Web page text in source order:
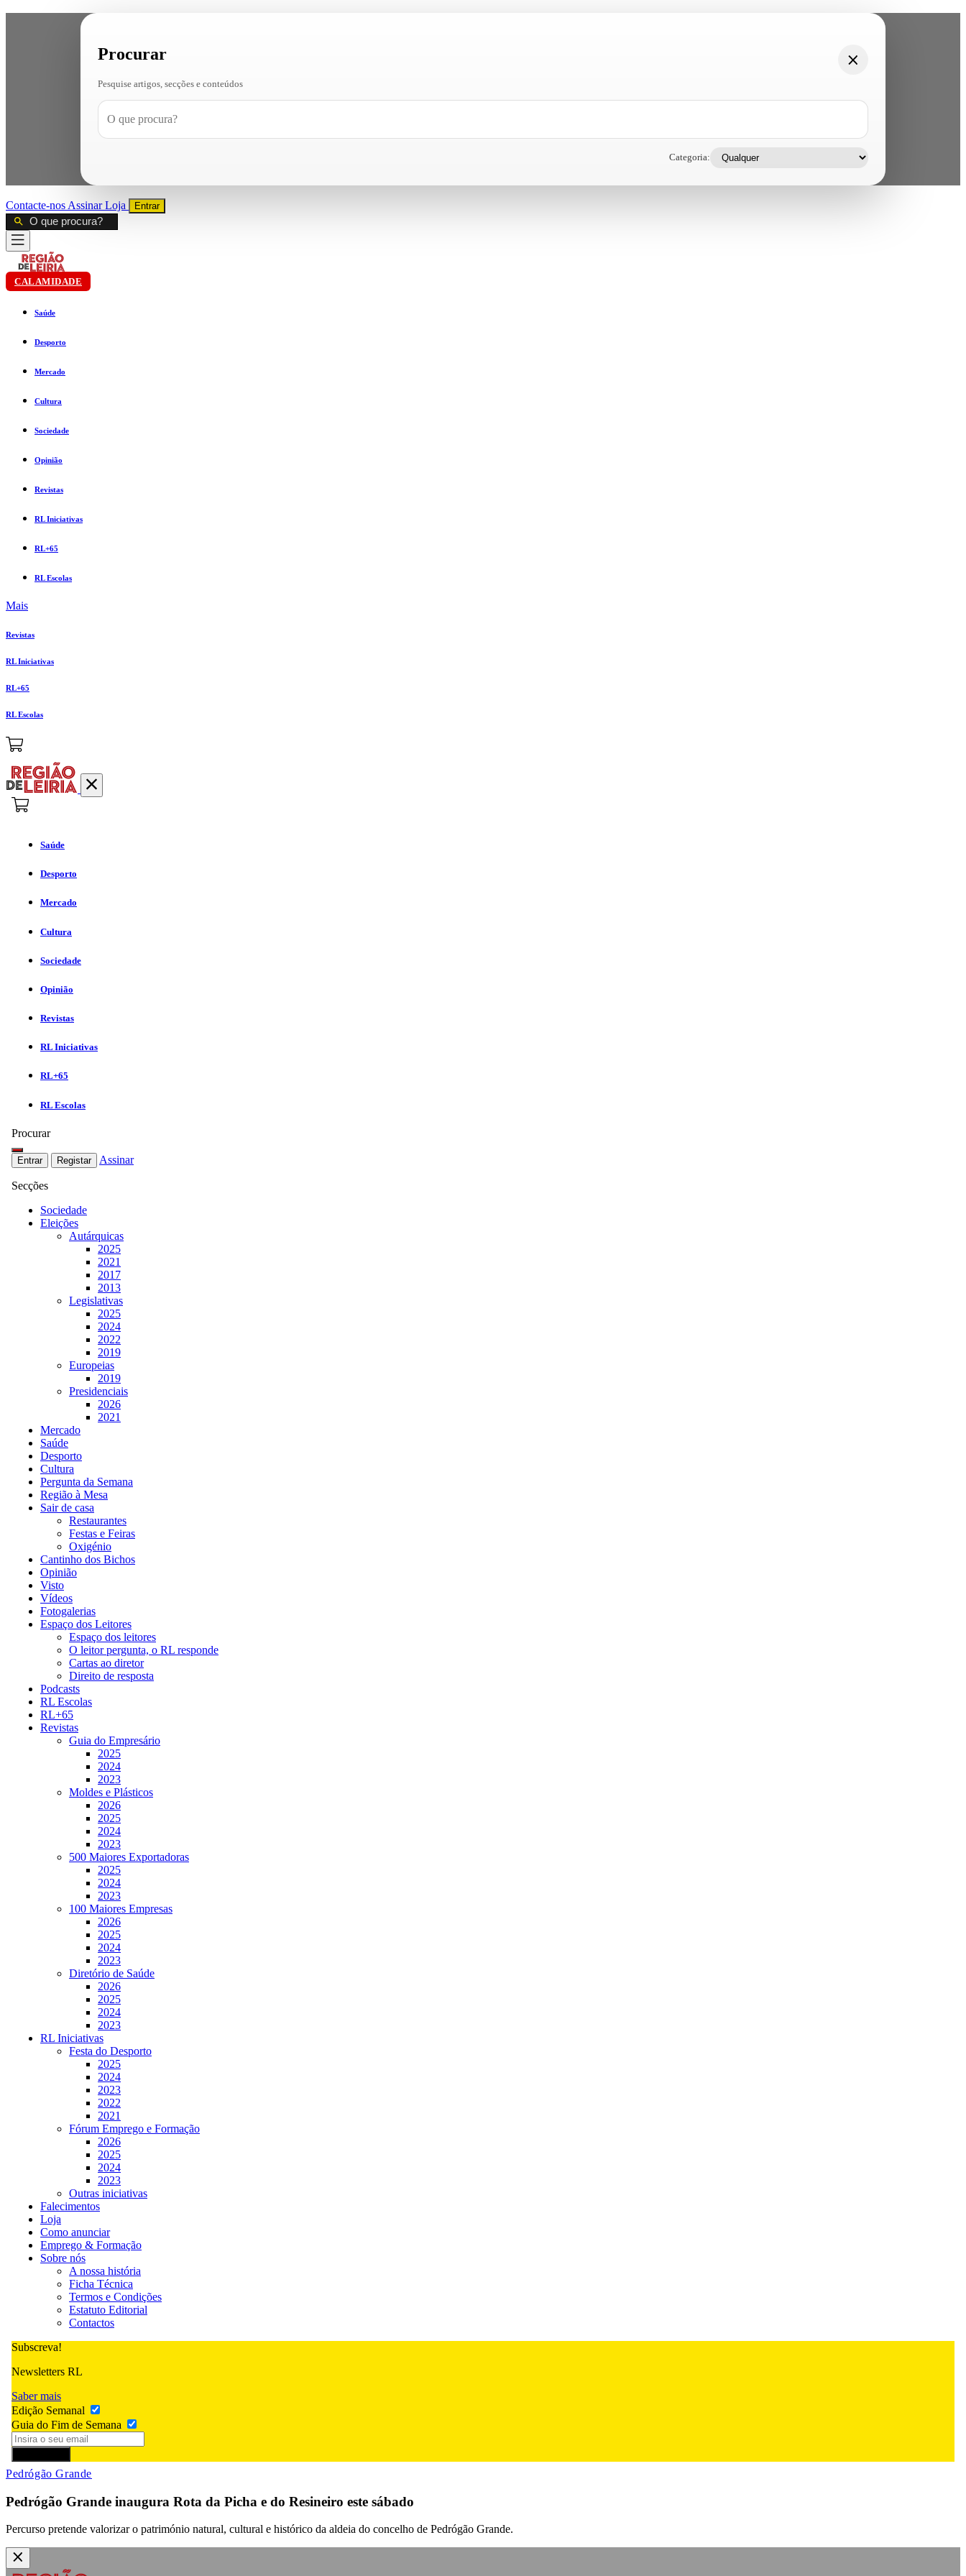
Procurar
Pesquise artigos, secções e conteúdos
Categoria:
Contacte-nos AssinarLoja Entrar
CALAMIDADE
Saúde
Desporto
Mercado
Cultura
Sociedade
Opinião
Revistas
RL Iniciativas
RL+65
RL Escolas
Mais
Revistas
RL Iniciativas
RL+65
RL Escolas
Saúde
Desporto
Mercado
Cultura
Sociedade
Opinião
Revistas
RL Iniciativas
RL+65
RL Escolas
Procurar
Entrar Registar Assinar
Secções
Sociedade
Eleições
Autárquicas
2025
2021
2017
2013
Legislativas
2025
2024
2022
2019
Europeias
2019
Presidenciais
2026
2021
Mercado
Saúde
Desporto
Cultura
Pergunta da Semana
Região à Mesa
Sair de casa
Restaurantes
Festas e Feiras
Oxigénio
Cantinho dos Bichos
Opinião
Visto
Vídeos
Fotogalerias
Espaço dos Leitores
Espaço dos leitores
O leitor pergunta, o RL responde
Cartas ao diretor
Direito de resposta
Podcasts
RL Escolas
RL+65
Revistas
Guia do Empresário
2025
2024
2023
Moldes e Plásticos
2026
2025
2024
2023
500 Maiores Exportadoras
2025
2024
2023
100 Maiores Empresas
2026
2025
2024
2023
Diretório de Saúde
2026
2025
2024
2023
RL Iniciativas
Festa do Desporto
2025
2024
2023
2022
2021
Fórum Emprego e Formação
2026
2025
2024
2023
Outras iniciativas
Falecimentos
Loja
Como anunciar
Emprego & Formação
Sobre nós
A nossa história
Ficha Técnica
Termos e Condições
Estatuto Editorial
Contactos
Subscreva!
Newsletters RL
Saber mais
Edição Semanal
Guia do Fim de Semana
Pedrógão Grande
Pedrógão Grande inaugura Rota da Picha e do Resineiro este sábado
Percurso pretende valorizar o património natural, cultural e histórico da aldeia do concelho de Pedrógão Grande.